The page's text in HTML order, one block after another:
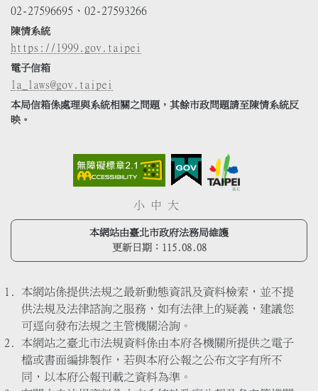
02-27596695、02-27593266
陳情系統
https://1999.gov.taipei
電子信箱
la_laws@gov.taipei
本局信箱係處理與系統相關之問題，其餘市政問題請至陳情系統反
映。
小 中 大
本網站由臺北市政府法務局維護
更新日期： 115.08.08
本網站係提供法規之最新動態資訊及資料檢索，並不提
供法規及法律諮詢之服務，如有法律上的疑義，建議您
可逕向發布法規之主管機關洽詢。
本網站之臺北市法規資料係由本府各機關所提供之電子
檔或書面編排製作，若與本府公報之公布文字有所不
同，以本府公報刊載之資料為準。